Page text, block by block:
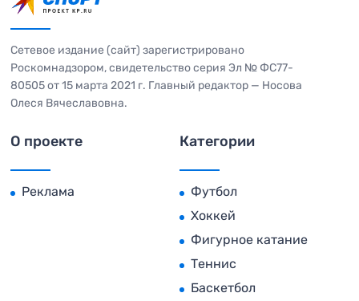
Сетевое издание (сайт) зарегистрировано
Роскомнадзором, свидетельство серия Эл № ФС77-
80505 от 15 марта 2021 г. Главный редактор — Носова
Олеся Вячеславовна.
О проекте
Реклама
Категории
Футбол
Хоккей
Фигурное катание
Теннис
Баскетбол